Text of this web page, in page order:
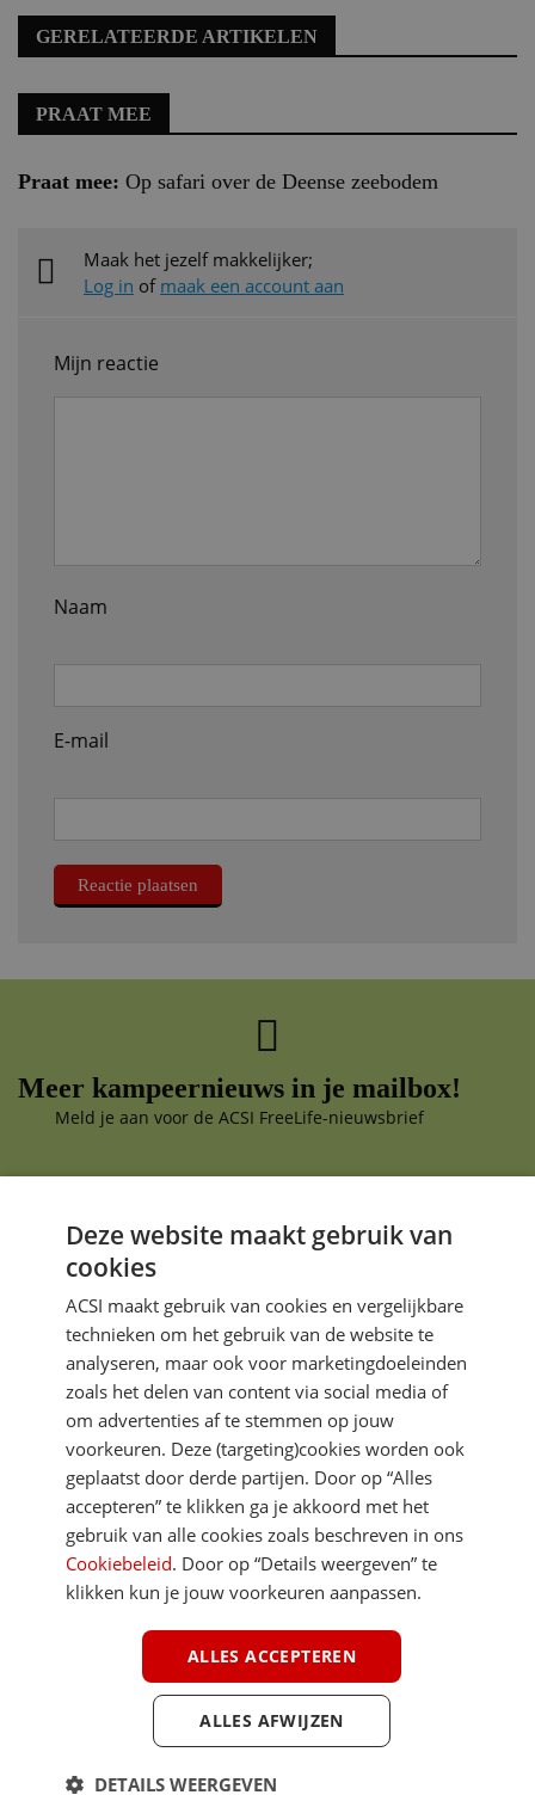
GERELATEERDE ARTIKELEN
PRAAT MEE
Praat mee: Op safari over de Deense zeebodem
Maak het jezelf makkelijker;
Log in of maak een account aan
Mijn reactie
Naam
E-mail
Meer kampeernieuws in je mailbox!
Meld je aan voor de ACSI FreeLife-nieuwsbrief
Je gegevens zijn veilig en worden niet gedeeld met anderen
DIRECT NAAR
MEER ACSI FREELIFE
Deze website maakt gebruik van
cookies
ACSI maakt gebruik van cookies en vergelijkbare
technieken om het gebruik van de website te
analyseren, maar ook voor marketingdoeleinden
zoals het delen van content via social media of
om advertenties af te stemmen op jouw
voorkeuren. Deze (targeting)cookies worden ook
geplaatst door derde partijen. Door op “Alles
accepteren” te klikken ga je akkoord met het
gebruik van alle cookies zoals beschreven in ons
Cookiebeleid. Door op “Details weergeven” te
klikken kun je jouw voorkeuren aanpassen.
ALLES ACCEPTEREN
ALLES AFWIJZEN
DETAILS WEERGEVEN